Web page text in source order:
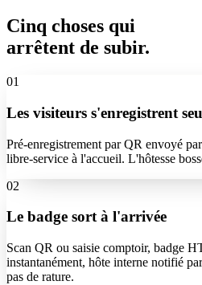
Cinq choses qui
arrêtent de subir.
01
Les visiteurs s'enregistrent
Pré-enregistrement par QR envoyé
libre-service à l'accueil. L'hôtesse
02
Le badge sort à l'arrivée
Scan QR ou saisie comptoir, badge
instantanément, hôte interne notifié
pas de rature.